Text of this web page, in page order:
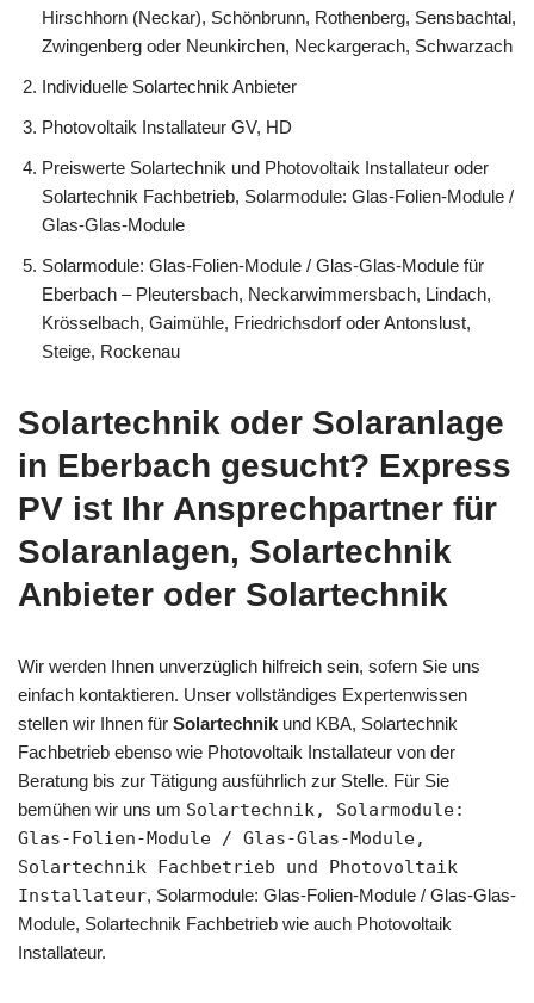
Hirschhorn (Neckar), Schönbrunn, Rothenberg, Sensbachtal,
Zwingenberg oder Neunkirchen, Neckargerach, Schwarzach
Individuelle Solartechnik Anbieter
Photovoltaik Installateur GV, HD
Preiswerte Solartechnik und Photovoltaik Installateur oder
Solartechnik Fachbetrieb, Solarmodule: Glas-Folien-Module /
Glas-Glas-Module
Solarmodule: Glas-Folien-Module / Glas-Glas-Module für
Eberbach – Pleutersbach, Neckarwimmersbach, Lindach,
Krösselbach, Gaimühle, Friedrichsdorf oder Antonslust,
Steige, Rockenau
Solartechnik oder Solaranlage
in Eberbach gesucht? Express
PV ist Ihr Ansprechpartner für
Solaranlagen, Solartechnik
Anbieter oder Solartechnik
Wir werden Ihnen unverzüglich hilfreich sein, sofern Sie uns
einfach kontaktieren. Unser vollständiges Expertenwissen
stellen wir Ihnen für Solartechnik und KBA, Solartechnik
Fachbetrieb ebenso wie Photovoltaik Installateur von der
Beratung bis zur Tätigung ausführlich zur Stelle. Für Sie
bemühen wir uns um Solartechnik, Solarmodule:
Glas-Folien-Module / Glas-Glas-Module,
Solartechnik Fachbetrieb und Photovoltaik
Installateur, Solarmodule: Glas-Folien-Module / Glas-Glas-
Module, Solartechnik Fachbetrieb wie auch Photovoltaik
Installateur.